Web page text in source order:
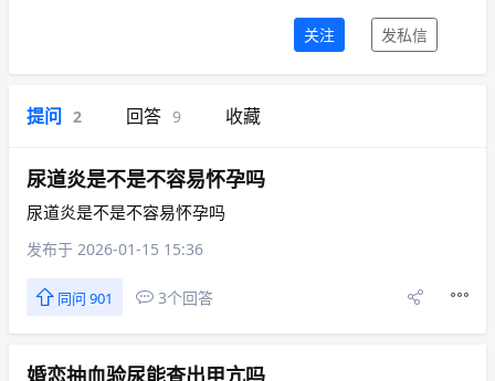
关注 发私信
提问 2 回答 9 收藏
尿道炎是不是不容易怀孕吗
尿道炎是不是不容易怀孕吗
发布于 2026-01-15 15:36
同问 901 3个回答
婚恋抽血验尿能查出甲亢吗